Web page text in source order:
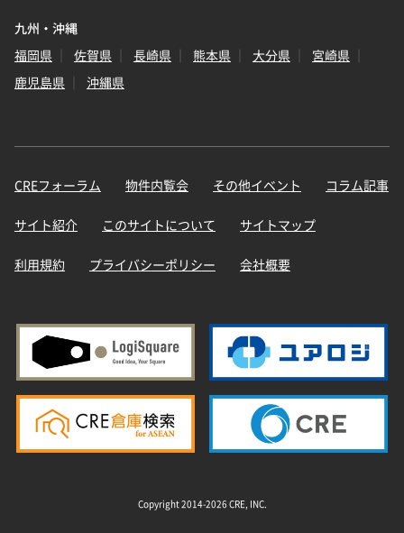
九州・沖縄
福岡県
佐賀県 長崎県 熊本県 大分県
宮崎県
鹿児島県
沖縄県
CREフォーラム 物件内覧会 その他イベント コラム記事
サイト紹介 このサイトについて サイトマップ
利用規約 プライバシーポリシー 会社概要
Copyright 2014-2026 CRE, INC.